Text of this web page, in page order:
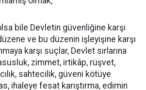
bile Devletin güvenliğine karşı
ve bu düzenin işleyişine karşı
karşı suçlar, Devlet sırlarına
zimmet, irtikâp, rüşvet,
sahtecilik, güveni kötüye
ihaleye fesat karıştırma, edimin